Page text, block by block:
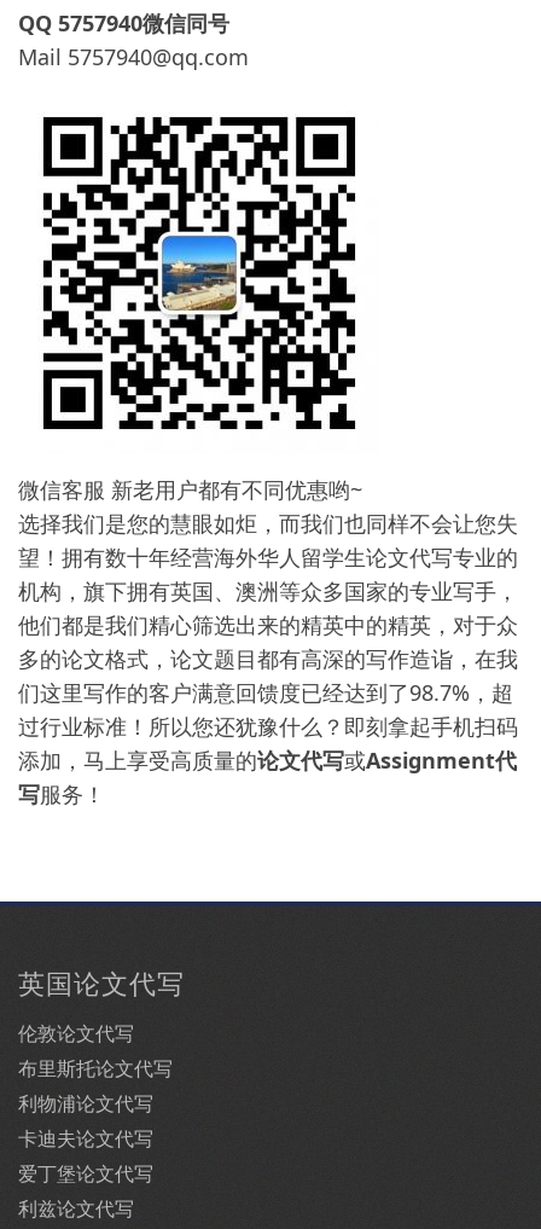
QQ 5757940微信同号
Mail 5757940@qq.com
微信客服 新老用户都有不同优惠哟~
选择我们是您的慧眼如炬，而我们也同样不会让您失
望！拥有数十年经营海外华人留学生论文代写专业的
机构，旗下拥有英国、澳洲等众多国家的专业写手，
他们都是我们精心筛选出来的精英中的精英，对于众
多的论文格式，论文题目都有高深的写作造诣，在我
们这里写作的客户满意回馈度已经达到了98.7%，超
过行业标准！所以您还犹豫什么？即刻拿起手机扫码
添加，马上享受高质量的论文代写或Assignment代
写服务！
英国论文代写
伦敦论文代写
布里斯托论文代写
利物浦论文代写
卡迪夫论文代写
爱丁堡论文代写
利兹论文代写